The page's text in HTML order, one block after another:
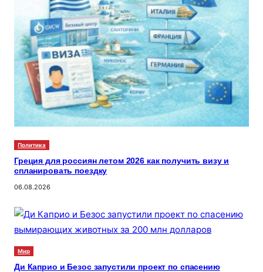
Политика
Греция для россиян летом 2026 как получить визу и
спланировать поездку
06.08.2026
Мир
Ди Каприо и Безос запустили проект по спасению